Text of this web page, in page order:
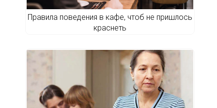
Правила поведения в кафе, чтоб не пришлось
краснеть